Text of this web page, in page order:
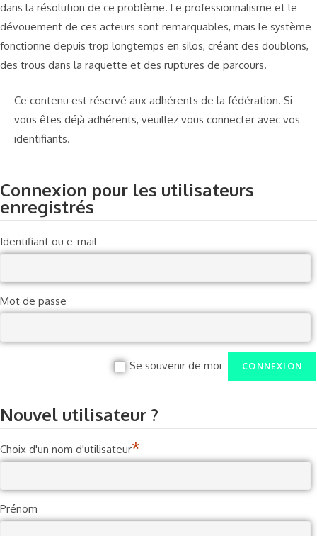
dans la résolution de ce problème. Le professionnalisme et le
dévouement de ces acteurs sont remarquables, mais le système
fonctionne depuis trop longtemps en silos, créant des doublons,
des trous dans la raquette et des ruptures de parcours.
Ce contenu est réservé aux adhérents de la fédération. Si
vous êtes déjà adhérents, veuillez vous connecter avec vos
identifiants.
Connexion pour les utilisateurs
enregistrés
Identifiant ou e-mail
Mot de passe
Se souvenir de moi
Nouvel utilisateur ?
Choix d'un nom d'utilisateur*
Prénom